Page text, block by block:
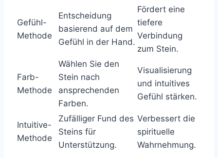
Gefühl-
Methode
Entscheidung
basierend auf dem
Gefühl in der Hand.
Fördert eine
tiefere
Verbindung
zum Stein.
Farb-
Methode
Wählen Sie den
Stein nach
ansprechenden
Farben.
Visualisierung
und intuitives
Gefühl stärken.
Intuitive-
Methode
Zufälliger Fund des
Steins für
Unterstützung.
Verbessert die
spirituelle
Wahrnehmung.